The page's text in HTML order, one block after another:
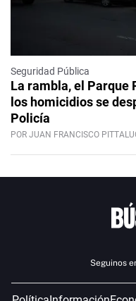
Seguridad Pública
La rambla, el Parque
los homicidios se
Policía
POR JUAN FRANCISCO
Seguinos